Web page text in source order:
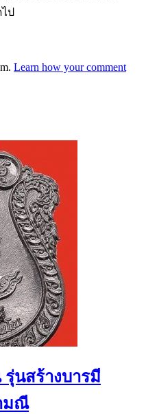
ป
Learn how your comment
นสร้างบารมี
มณี